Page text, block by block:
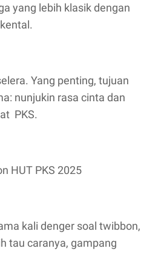
yang lebih klasik dengan
Yang penting, tujuan
nunjukin rasa cinta dan
PKS.
HUT PKS 2025
kali denger soal twibbon,
tau caranya, gampang